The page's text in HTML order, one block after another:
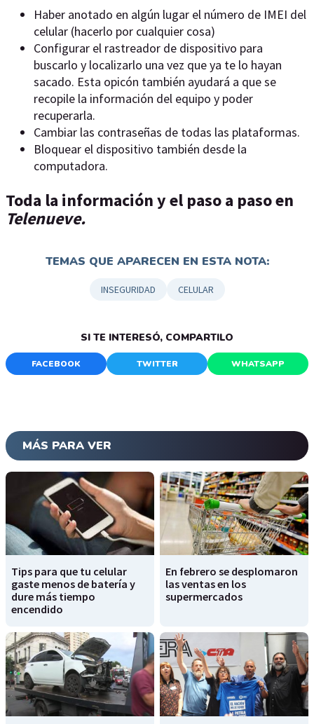
Haber anotado en algún lugar el número de IMEI del
celular (hacerlo por cualquier cosa)
Configurar el rastreador de dispositivo para
buscarlo y localizarlo una vez que ya te lo hayan
sacado. Esta opicón también ayudará a que se
recopile la información del equipo y poder
recuperarla.
Cambiar las contraseñas de todas las plataformas.
Bloquear el dispositivo también desde la
computadora.
Toda la información y el paso a paso en
Telenueve.
TEMAS QUE APARECEN EN ESTA NOTA:
INSEGURIDAD CELULAR
SI TE INTERESÓ, COMPARTILO
FACEBOOK TWITTER WHATSAPP
MÁS PARA VER
Tips para que tu celular
gaste menos de batería y
dure más tiempo
encendido
En febrero se desplomaron
las ventas en los
supermercados